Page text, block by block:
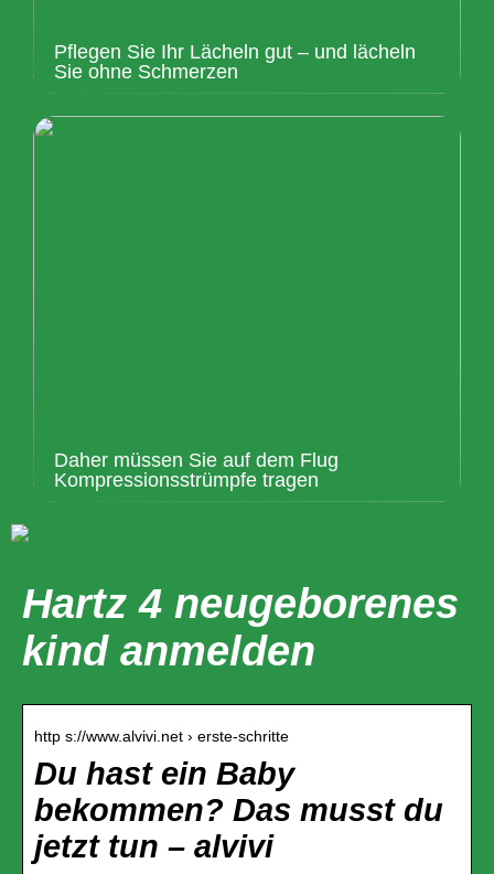
Pflegen Sie Ihr Lächeln gut – und lächeln
Sie ohne Schmerzen
Daher müssen Sie auf dem Flug
Kompressionsstrümpfe tragen
Hartz 4 neugeborenes
kind anmelden
http s://www.alvivi.net › erste-schritte
Du hast ein Baby
bekommen? Das musst du
jetzt tun – alvivi